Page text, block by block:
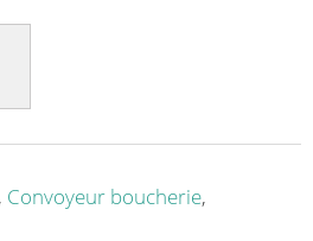
, Convoyeur boucherie,